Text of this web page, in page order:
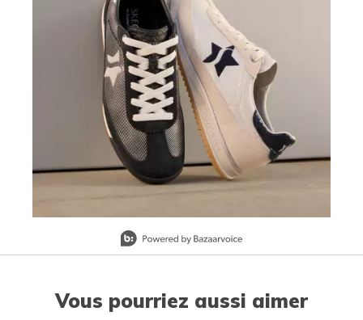
Vous pourriez aussi aimer